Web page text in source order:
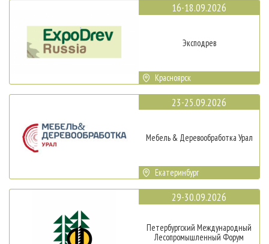
16-18.09.2026
Эксподрев
Красноярск
23-25.09.2026
Мебель & Деревообработка Урал
Екатеринбург
29-30.09.2026
Петербургский Международный
Лесопромышленный Форум